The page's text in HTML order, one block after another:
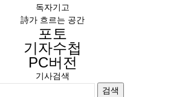
독자기고
詩가 흐르는 공간
포토
기자수첩
PC버전
기사검색
검색